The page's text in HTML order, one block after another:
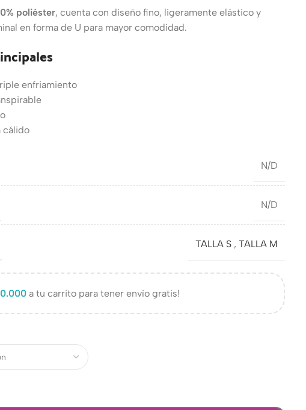
poliéster, cuenta con diseño fino, ligeramente elástico y
en forma de U para mayor comodidad.
enfriamiento
cálido
N/D
N/D
TALLA S , TALLA M
a tu carrito para tener envío gratis!